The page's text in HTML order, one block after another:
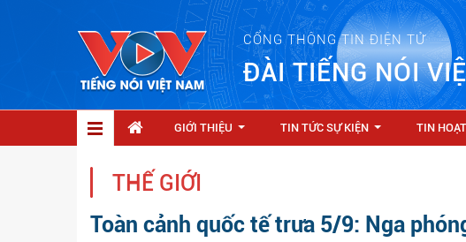
CỔNG THÔNG TIN ĐIỆN TỬ
ĐÀI TIẾNG NÓI
GIỚI THIỆU TIN TỨC SỰ KIỆN TIN
THẾ GIỚI
Toàn cảnh quốc tế trưa 5/9: Nga